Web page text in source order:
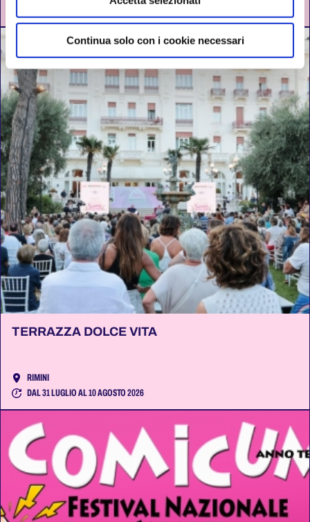
Continua solo con i cookie necessari
TERRAZZA DOLCE VITA
RIMINI
DAL 31 LUGLIO AL 10 AGOSTO 2026